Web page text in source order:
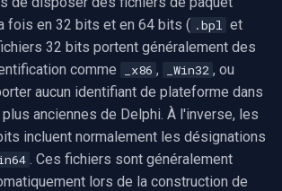
fois en 32 bits et en 64 bits ( .bpl et
32 bits portent généralement des
comme
_x86 , _Win32 , ou
aucun identifiant de plateforme dans
anciennes de Delphi. À l'inverse, les
incluent normalement les désignations
. Ces fichiers sont généralement
lors de la construction de